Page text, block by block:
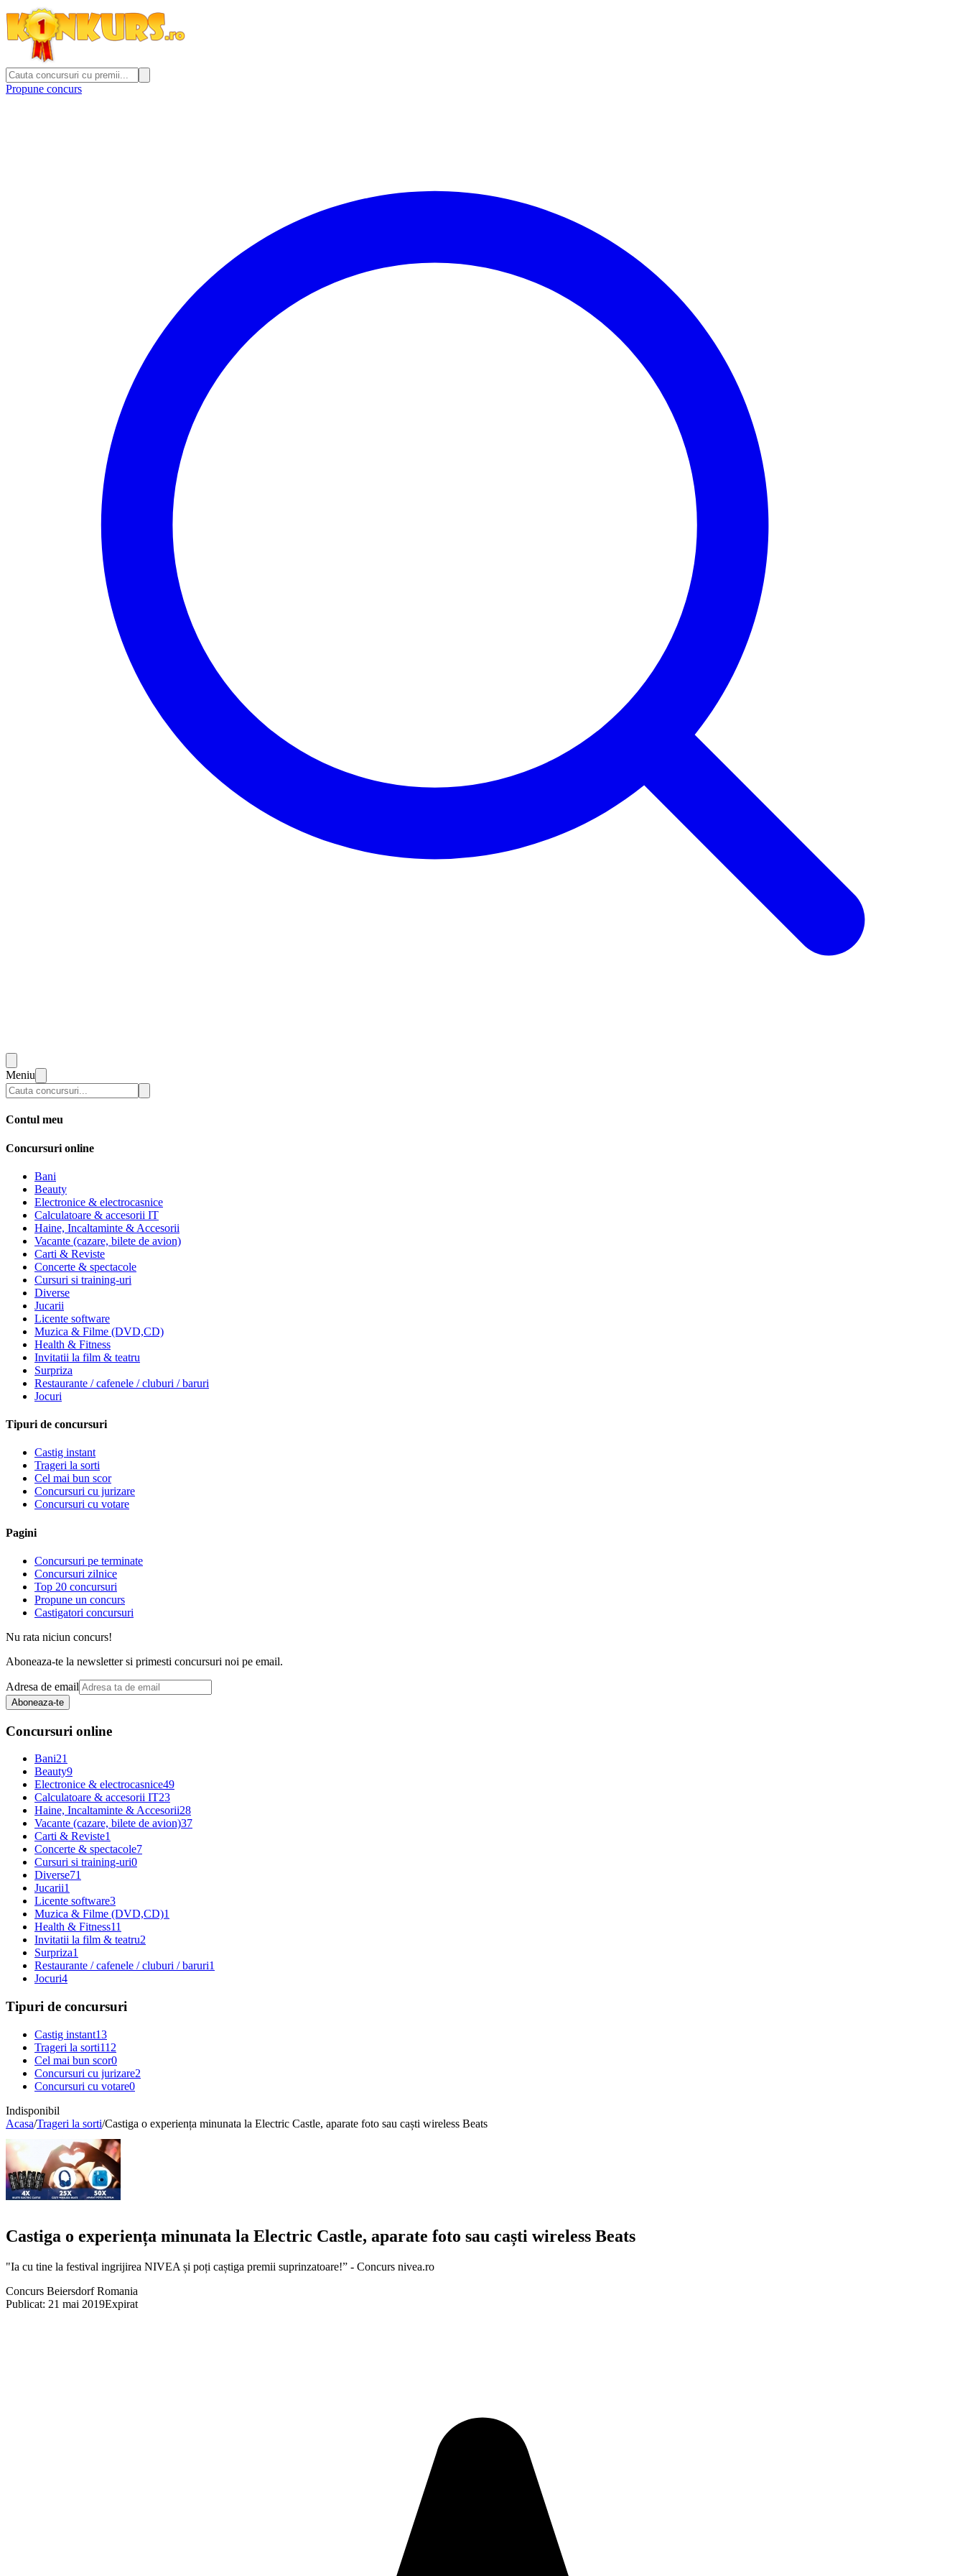
Propune concurs
Meniu
Contul meu
Concursuri online
Bani
Beauty
Electronice & electrocasnice
Calculatoare & accesorii IT
Haine, Incaltaminte & Accesorii
Vacante (cazare, bilete de avion)
Carti & Reviste
Concerte & spectacole
Cursuri si training-uri
Diverse
Jucarii
Licente software
Muzica & Filme (DVD,CD)
Health & Fitness
Invitatii la film & teatru
Surpriza
Restaurante / cafenele / cluburi / baruri
Jocuri
Tipuri de concursuri
Castig instant
Trageri la sorti
Cel mai bun scor
Concursuri cu jurizare
Concursuri cu votare
Pagini
Concursuri pe terminate
Concursuri zilnice
Top 20 concursuri
Propune un concurs
Castigatori concursuri
Nu rata niciun concurs!
Aboneaza-te la newsletter si primesti concursuri noi pe email.
Adresa de email
Aboneaza-te
Concursuri online
Bani21
Beauty9
Electronice & electrocasnice49
Calculatoare & accesorii IT23
Haine, Incaltaminte & Accesorii28
Vacante (cazare, bilete de avion)37
Carti & Reviste1
Concerte & spectacole7
Cursuri si training-uri0
Diverse71
Jucarii1
Licente software3
Muzica & Filme (DVD,CD)1
Health & Fitness11
Invitatii la film & teatru2
Surpriza1
Restaurante / cafenele / cluburi / baruri1
Jocuri4
Tipuri de concursuri
Castig instant13
Trageri la sorti112
Cel mai bun scor0
Concursuri cu jurizare2
Concursuri cu votare0
Indisponibil
Acasa/Trageri la sorti/Castiga o experiența minunata la Electric Castle, aparate foto sau caști wireless Beats
Castiga o experiența minunata la Electric Castle, aparate foto sau caști wireless Beats
"Ia cu tine la festival ingrijirea NIVEA și poți caștiga premii suprinzatoare!” - Concurs nivea.ro
Concurs Beiersdorf Romania
Publicat: 21 mai 2019Expirat